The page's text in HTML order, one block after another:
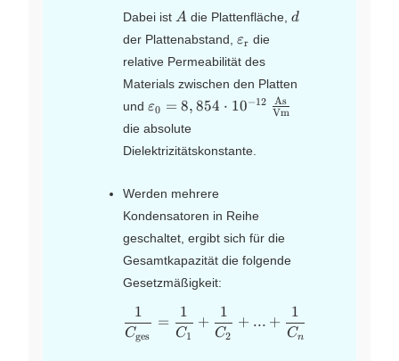
Dabei ist A
A die Plattenfläche, d
d
der Plattenabstand, \varepsilon_\text{r}
εr die
relative Permeabilität des
Materials zwischen den Platten
und \varepsilon_{0}=8,854 \cdot
ε0 = 8, 854 ⋅ 10−12
Vm
As
die absolute
Dielektrizitätskonstante.
Werden mehrere
Kondensatoren in Reihe
geschaltet, ergibt sich für die
Gesamtkapazität die folgende
Gesetzmäßigkeit:
Cges
1
=
C1
1
+
C2
1
+ ... +
Cn
1